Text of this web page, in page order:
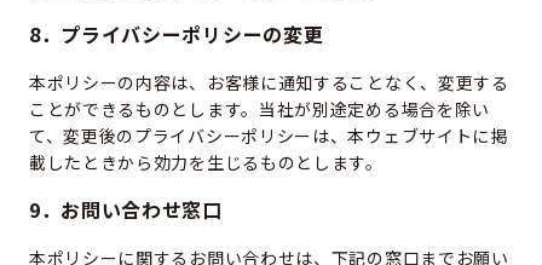
8．プライバシーポリシーの変更
本ポリシーの内容は、お客様に通知することなく、変更する
ことができるものとします。当社が別途定める場合を除い
て、変更後のプライバシーポリシーは、本ウェブサイトに掲
載したときから効力を生じるものとします。
9．お問い合わせ窓口
本ポリシーに関するお問い合わせは、下記の窓口までお願い